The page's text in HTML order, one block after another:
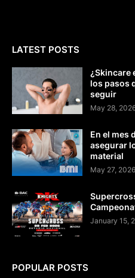
LATEST POSTS
¿Skincare
los pasos
seguir
May 28,
En el mes
asegurar
material
May 27, 2026
January 15,
POPULAR POSTS